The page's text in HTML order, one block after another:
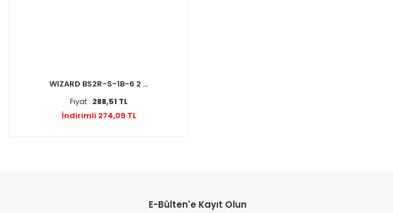
WIZARD BS2R-S-1B-6 2 ...
Fiyat : 288,51 TL
İndirimli 274,09 TL
E-Bülten'e Kayıt Olun